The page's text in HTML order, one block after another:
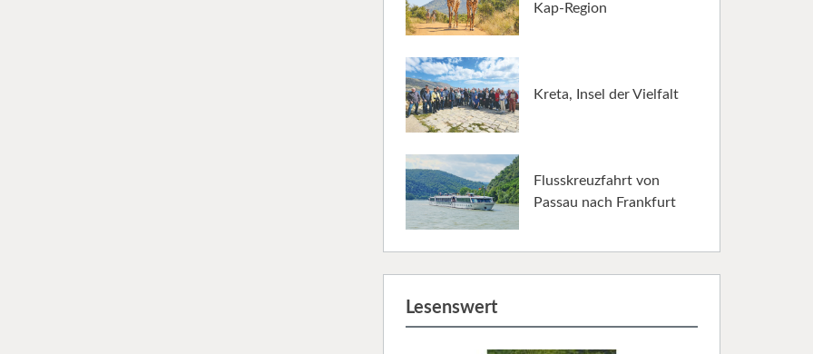
Kap-Region
Kreta, Insel der Vielfalt
Flusskreuzfahrt von
Passau nach Frankfurt
Lesenswert